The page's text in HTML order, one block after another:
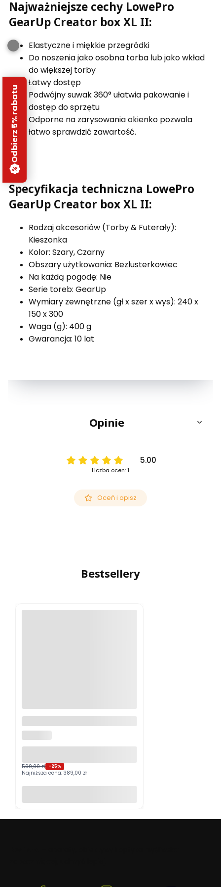
Najważniejsze cechy LowePro
GearUp Creator box XL II:
Elastyczne i miękkie przegródki
Do noszenia jako osobna torba lub jako wkład
do większej torby
Łatwy dostęp
Podwójny suwak 360° ułatwia pakowanie i
dostęp do sprzętu
Odporne na zarysowania okienko pozwala
łatwo sprawdzić zawartość.
Specyfikacja techniczna LowePro
GearUp Creator box XL II:
Rodzaj akcesoriów (Torby & Futerały):
Kieszonka
Kolor: Szary, Czarny
Obszary użytkowania: Bezlusterkowiec
Na każdą pogodę: Nie
Serie toreb: GearUp
Wymiary zewnętrzne (gł x szer x wys): 240 x
150 x 300
Waga (g): 400 g
Gwarancja: 10 lat
Opinie
5.00
Liczba ocen: 1
Oceń i opisz
Bestsellery
Logitech MX Master 4
Grafitowy PROMOCJA
599,00 zł -25%
Najniższa cena: 389,00 zł
Odbierz 5% rabatu